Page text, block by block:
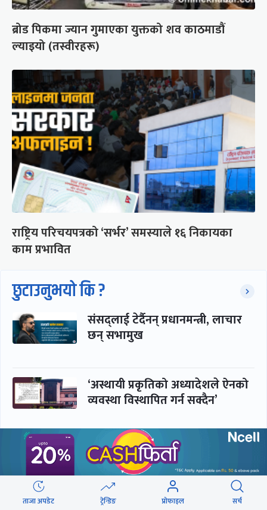
ब्रोड पिकमा ज्यान गुमाएका युक्तको शव काठमाडौं
ल्याइयो (तस्वीरहरू)
राष्ट्रिय परिचयपत्रको ‘सर्भर’ समस्याले १६ निकायका
काम प्रभावित
छुटाउनुभयो कि ?
संसद्लाई टेर्दैनन् प्रधानमन्त्री, लाचार
छन् सभामुख
‘अस्थायी प्रकृतिको अध्यादेशले ऐनको
व्यवस्था विस्थापित गर्न सक्दैन’
सरकार-प्रसाईं लुकामारी : छिनमै
पक्राउ, तुरुन्तै रिहा
ताजा अपडेट ट्रेन्डिङ प्रोफाइल सर्च